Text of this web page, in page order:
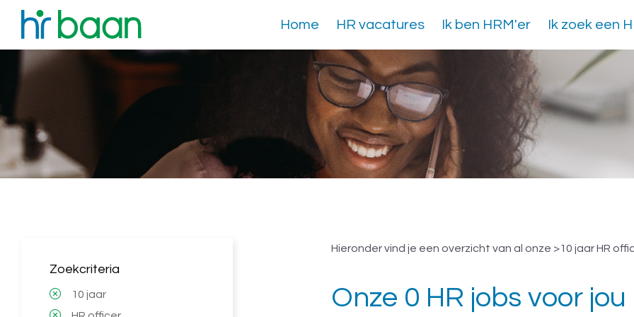
Home HR vacatures Ik ben HRM'er Ik zoek een
Zoekcriteria
10 jaar
Vacatures >10 jaar HR
Hieronder vind je een overzicht van al onze >10 jaar HR
Onze 0 HR jobs voor jou